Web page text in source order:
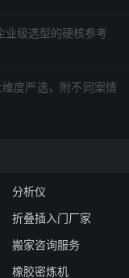
业级选型的硬核参考
度严选，附不同案情
分析仪
折叠插入门厂家
搬家咨询服务
橡胶密炼机